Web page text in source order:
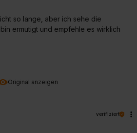
Original anzeigen
so lange, aber ich sehe die
ermutigt und empfehle es wirklich
verifiziert